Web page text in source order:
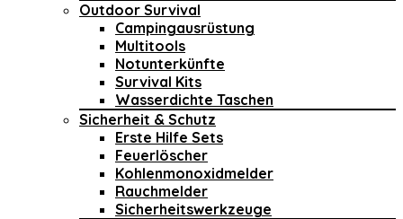
Outdoor Survival
Campingausrüstung
Multitools
Notunterkünfte
Survival Kits
Wasserdichte Taschen
Sicherheit & Schutz
Erste Hilfe Sets
Feuerlöscher
Kohlenmonoxidmelder
Rauchmelder
Sicherheitswerkzeuge